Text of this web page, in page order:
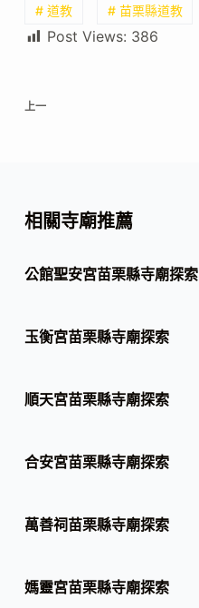
# 道教 # 苗栗縣道教
Post Views: 386
上一
相關寺廟推薦
公館聖安宮苗栗縣寺廟探索
玉衡宮苗栗縣寺廟探索
順天宮苗栗縣寺廟探索
合安宮苗栗縣寺廟探索
萬善祠苗栗縣寺廟探索
媽靈宮苗栗縣寺廟探索